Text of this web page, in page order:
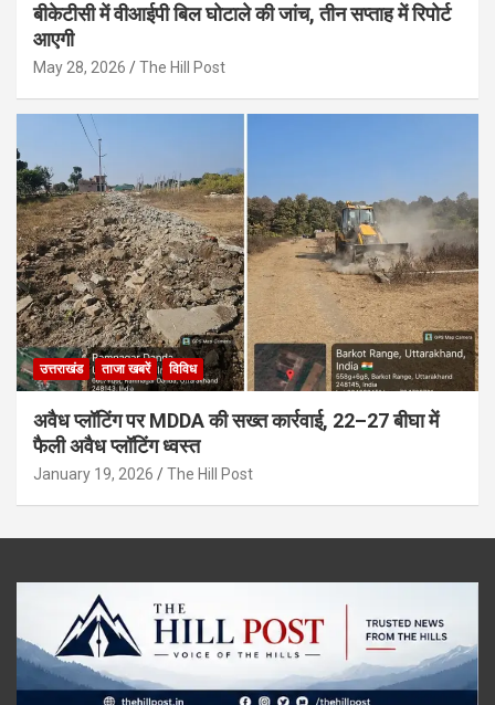
बीकेटीसी में वीआईपी बिल घोटाले की जांच, तीन सप्ताह में रिपोर्ट
आएगी
May 28, 2026 The Hill Post
उत्तराखंड ताजा खबरें विविध
अवैध प्लॉटिंग पर MDDA की सख्त कार्रवाई, 22–27 बीघा में
फैली अवैध प्लॉटिंग ध्वस्त
January 19, 2026 The Hill Post